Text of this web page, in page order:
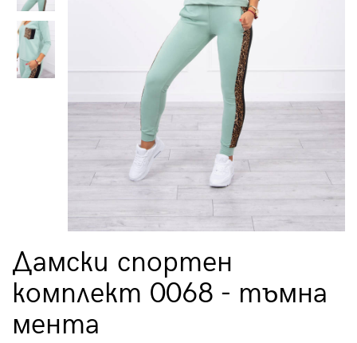
Дамски спортен
комплект 0068 - тъмна
мента